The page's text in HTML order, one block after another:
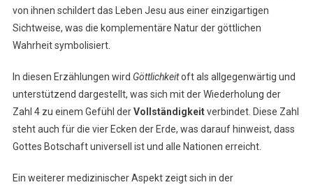
von ihnen schildert das Leben Jesu aus einer einzigartigen
Sichtweise, was die komplementäre Natur der göttlichen
Wahrheit symbolisiert.
In diesen Erzählungen wird Göttlichkeitoft als allgegenwärtig und
unterstützend dargestellt, was sich mit der Wiederholung der
Zahl 4 zu einem Gefühl derVollständigkeitverbindet. Diese Zahl
steht auch für die vier Ecken der Erde, was darauf hinweist, dass
Gottes Botschaft universell ist und alle Nationen erreicht.
Ein weiterer medizinischer Aspekt zeigt sich in der